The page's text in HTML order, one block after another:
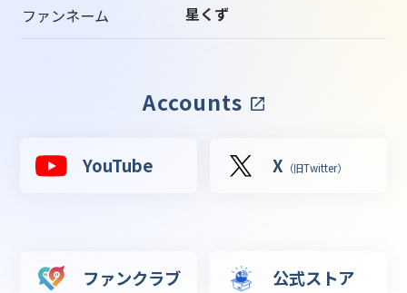
ファンネーム 星くず
Accounts
YouTube X （旧Twitter）
ファンクラブ 公式ストア